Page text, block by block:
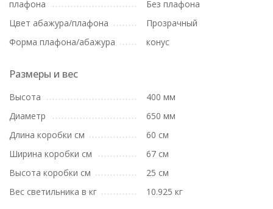
плафона
Без плафона
Цвет абажура/плафона
Прозрачный
Форма плафона/абажура
конус
Размеры и вес
Высота
400 мм
Диаметр
650 мм
Длина коробки см
60 см
Ширина коробки см
67 см
Высота коробки см
25 см
Вес светильника в кг
10.925 кг